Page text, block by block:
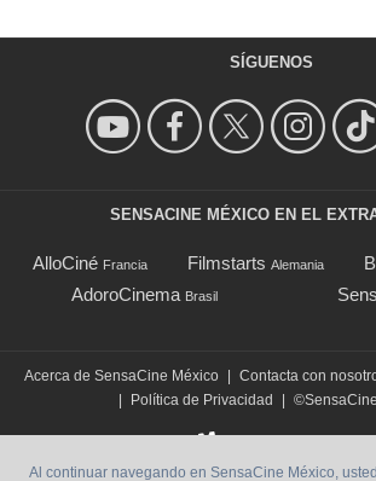
SÍGUENOS
SENSACINE MÉXICO EN EL
AlloCiné Francia Filmstarts Alemania
AdoroCinema Brasil
Acerca de SensaCine México Contacta con
Política de Privacidad
Al continuar navegando en SensaCine México,